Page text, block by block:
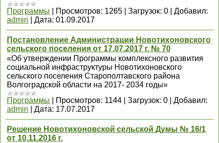
Программы
Просмотров: 1265 Загрузок: 0
Добавил:
admin
Дата: 01.09.2017
Постановление Администрации Новотихоновского
сельского поселения от 17.07.2017 г. № 70
«Об утверждении Программы комплексного развития
социальной инфраструктуры Новотихоновского
сельского поселения Старополтавского района
Волгоградской области на 2017- 2034 годы»
Программы
Просмотров: 1144 Загрузок: 0
Добавил:
admin
Дата: 17.07.2017
Решение Новотихоновской сельской Думы № 16/1
от 10.11.2016 г.